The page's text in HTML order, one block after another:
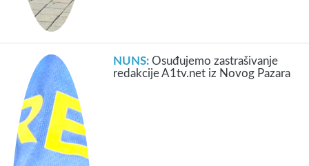
NUNS:Osuđujemo zastrašivanje
redakcije A1tv.net iz Novog Pazara